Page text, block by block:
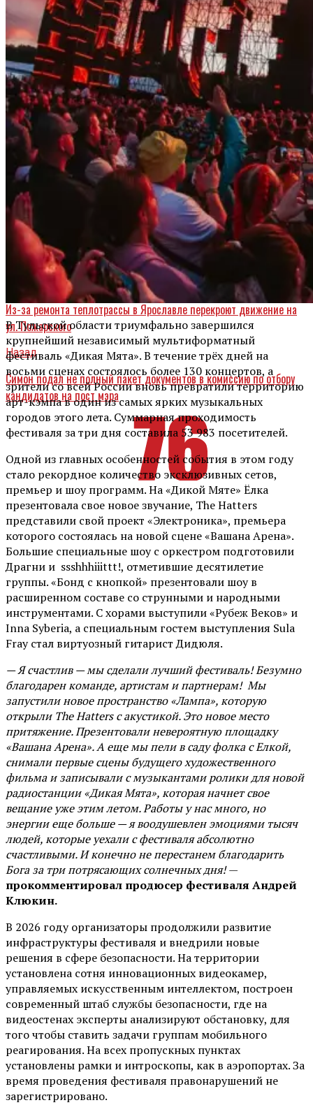
Вперед
Из-за ремонта теплотрассы в Ярославле перекроют движение на
ул. Пожарского
Назад
Симон подал не полный пакет документов в комиссию по отбору
кандидатов на пост мэра
В Тульской области триумфально завершился
крупнейший независимый мультиформатный
фестиваль «Дикая Мята». В течение трёх дней на
восьми сценах состоялось более 130 концертов, а
зрители со всей России вновь превратили территорию
арт-кэмпа в один из самых ярких музыкальных
городов этого лета. Суммарная проходимость
фестиваля за три дня составила 53 983 посетителей.
Одной из главных особенностей события в этом году
стало рекордное количество эксклюзивных сетов,
премьер и шоу программ. На «Дикой Мяте» Ёлка
презентовала свое новое звучание, The Hatters
представили свой проект «Электроника», премьера
которого состоялась на новой сцене «Вашана Арена».
Большие специальные шоу с оркестром подготовили
Драгни и ssshhhiiittt!, отметившие десятилетие
группы. «Бонд с кнопкой» презентовали шоу в
расширенном составе со струнными и народными
инструментами. С хорами выступили «Рубеж Веков» и
Inna Syberia, а специальным гостем выступления Sula
Fray стал виртуозный гитарист Дидюля.
— Я счастлив — мы сделали лучший фестиваль! Безумно
благодарен команде, артистам и партнерам! Мы
запустили новое пространство «Лампа», которую
открыли The Hatters с акустикой. Это новое место
притяжение. Презентовали невероятную площадку
«Вашана Арена». А еще мы пели в саду фолка с Елкой,
снимали первые сцены будущего художественного
фильма и записывали с музыкантами ролики для новой
радиостанции «Дикая Мята», которая начнет свое
вещание уже этим летом. Работы у нас много, но
энергии еще больше — я воодушевлен эмоциями тысяч
людей, которые уехали с фестиваля абсолютно
счастливыми. И конечно не перестанем благодарить
Бога за три потрясающих солнечных дня!—
прокомментировал продюсер фестиваля Андрей
Клюкин.
В 2026 году организаторы продолжили развитие
инфраструктуры фестиваля и внедрили новые
решения в сфере безопасности. На территории
установлена сотня инновационных видеокамер,
управляемых искусственным интеллектом, построен
современный штаб службы безопасности, где на
видеостенах эксперты анализируют обстановку, для
того чтобы ставить задачи группам мобильного
реагирования. На всех пропускных пунктах
установлены рамки и интроскопы, как в аэропортах. За
время проведения фестиваля правонарушений не
зарегистрировано.